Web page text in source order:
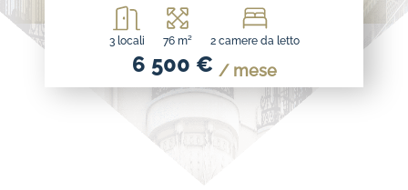
3 locali 76 m² 2 camere da letto
6 500 € / mese